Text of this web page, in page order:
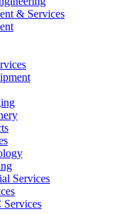
& Services
Services